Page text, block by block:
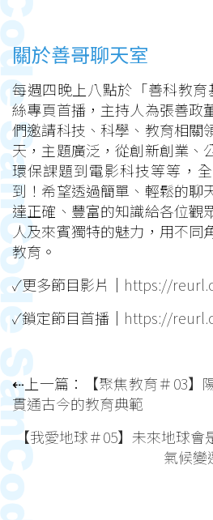
關於善哥聊天室
每週四晚上八點於「善科教育
絲專頁首播，主持人為張善政
們邀請科技、科學、教育相關
天，主題廣泛，從創新創業、
環保課題到電影科技等等，
到！希望透過簡單、輕鬆的聊
達正確、豐富的知識給各位觀
人及來賓獨特的魅力，用不同
教育。
✓更多節目影片｜ https://
✓鎖定節目首播｜ https://
⇠上一篇：
【聚焦教育＃03】
貫通古今的教育典範
【我愛地球＃05】未來地球會
氣候變